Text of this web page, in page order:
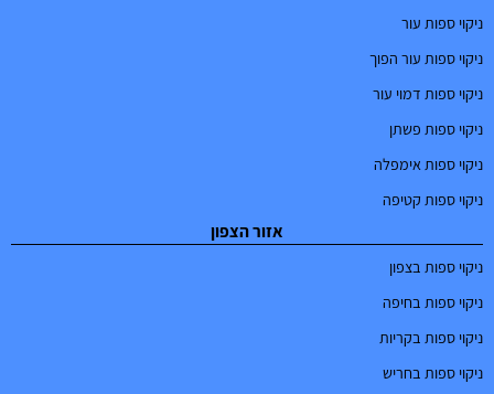
ניקוי ספות עור
ניקוי ספות עור הפוך
ניקוי ספות דמוי עור
ניקוי ספות פשתן
ניקוי ספות אימפלה
ניקוי ספות קטיפה
אזור הצפון
ניקוי ספות בצפון
ניקוי ספות בחיפה
ניקוי ספות בקריות
ניקוי ספות בחריש